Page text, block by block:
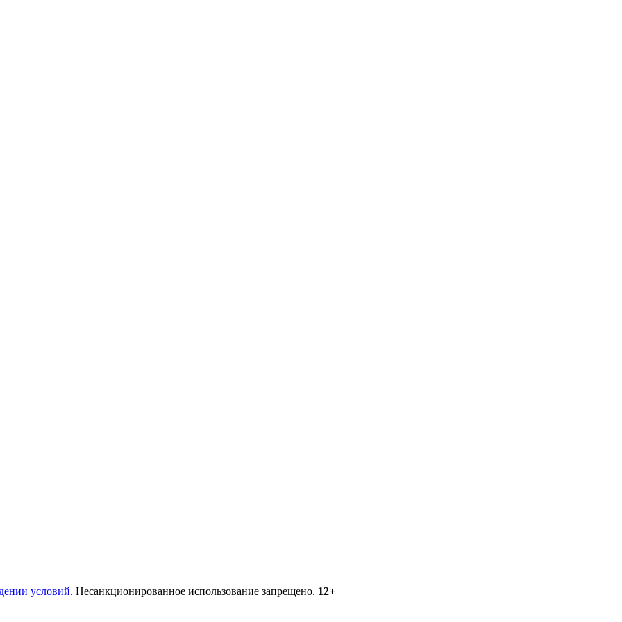
условий. Несанкционированное использование запрещено. 12+